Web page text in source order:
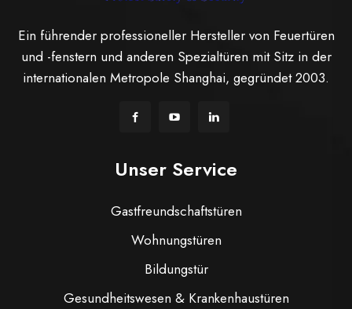
Ein führender professioneller Hersteller von Feuertüren
und -fenstern und anderen Spezialtüren mit Sitz in der
internationalen Metropole Shanghai, gegründet 2003.
Unser Service
Gastfreundschaftstüren
Wohnungstüren
Bildungstür
Gesundheitswesen & Krankenhaustüren